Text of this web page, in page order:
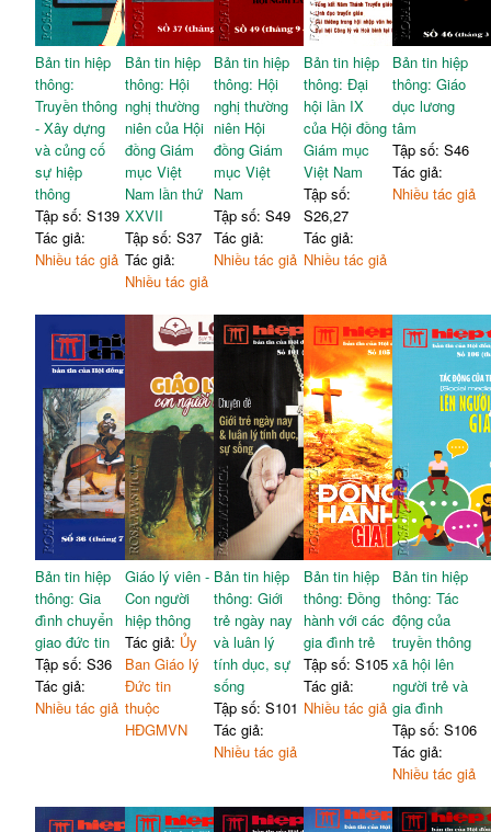
Bản tin hiệp
thông:
Truyền thông
- Xây dựng
và củng cố
sự hiệp
thông
Tập số: S139
Tác giả:
Nhiều tác giả
Bản tin hiệp
thông: Hội
nghị thường
niên của Hội
đồng Giám
mục Việt
Nam lần thứ
XXVII
Tập số: S37
Tác giả:
Nhiều tác giả
Bản tin hiệp
thông: Hội
nghị thường
niên Hội
đồng Giám
mục Việt
Nam
Tập số: S49
Tác giả:
Nhiều tác giả
Bản tin hiệp
thông: Đại
hội lần IX
của Hội đồng
Giám mục
Việt Nam
Tập số:
S26,27
Tác giả:
Nhiều tác giả
Bản tin hiệp
thông: Giáo
dục lương
tâm
Tập số: S46
Tác giả:
Nhiều tác giả
Bản tin hiệp
thông: Gia
đình chuyển
giao đức tin
Tập số: S36
Tác giả:
Nhiều tác giả
Giáo lý viên -
Con người
hiệp thông
Tác giả: Ủy
Ban Giáo lý
Đức tin
thuộc
HĐGMVN
Bản tin hiệp
thông: Giới
trẻ ngày nay
và luân lý
tính dục, sự
sống
Tập số: S101
Tác giả:
Nhiều tác giả
Bản tin hiệp
thông: Đồng
hành với các
gia đình trẻ
Tập số: S105
Tác giả:
Nhiều tác giả
Bản tin hiệp
thông: Tác
động của
truyền thông
xã hội lên
người trẻ và
gia đình
Tập số: S106
Tác giả:
Nhiều tác giả